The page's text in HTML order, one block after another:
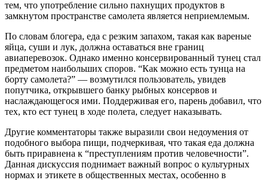
тем, что употребление сильно пахнущих продуктов в
замкнутом пространстве самолета является неприемлемым.
По словам блогера, еда с резким запахом, такая как вареные
яйца, суши и лук, должна оставаться вне границ
авиаперевозок. Однако именно консервированный тунец стал
предметом наибольших споров. “Как можно есть тунца на
борту самолета?” — возмутился пользователь, увидев
попутчика, открывшего банку рыбных консервов и
наслаждающегося ими. Поддерживая его, парень добавил, что
тех, кто ест тунец в ходе полета, следует наказывать.
Другие комментаторы также выразили свои недоумения от
подобного выбора пищи, подчеркивая, что такая еда должна
быть приравнена к “преступлениям против человечности”.
Данная дискуссия поднимает важный вопрос о культурных
нормах и этикете в общественных местах, особенно в